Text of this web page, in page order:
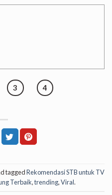
3 4
taggedRekomendasi STB untuk TV
Terbaik,trending,Viral.